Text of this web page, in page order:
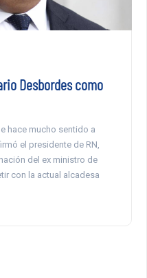
Desbordes como
hace mucho sentido a
el presidente de RN,
del ex ministro de
con la actual alcadesa